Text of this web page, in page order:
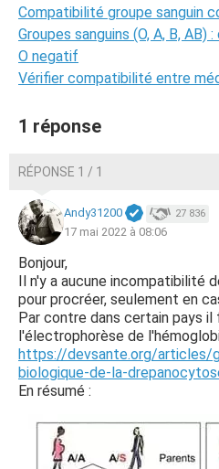
Compatibilité groupe sanguin
Groupes sanguins (O, A, B,
O negatif
Vérifier compatibilité entre
1 réponse
RÉPONSE 1 / 1
Andy31200 27 836
17 mai 2022 à 08:06
Bonjour,
Il n'y a aucune incompatibilité
pour procréer, seulement en
Par contre dans certain pays
l'électrophorèse de
https://devsante.org/articles/
biologique-de-la-
En résumé :